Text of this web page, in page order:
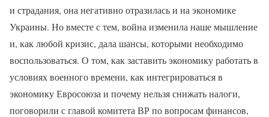
и страдания, она негативно отразилась и на экономике
Украины. Но вместе с тем, война изменила наше мышление
и, как любой кризис, дала шансы, которыми необходимо
воспользоваться. О том, как заставить экономику работать в
условиях военного времени, как интегрироваться в
экономику Евросоюза и почему нельзя снижать налоги,
поговорили с главой комитета ВР по вопросам финансов,